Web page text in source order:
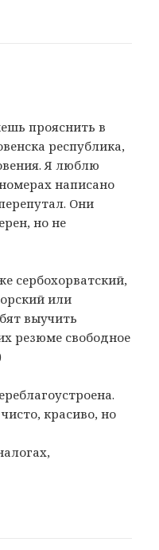
прояснить в
республика,
Я люблю
написано
Они
но не
сербохорватский,
или
выучить
резюме свободное
красиво, но